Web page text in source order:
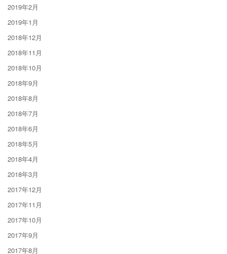
2019年2月
2019年1月
2018年12月
2018年11月
2018年10月
2018年9月
2018年8月
2018年7月
2018年6月
2018年5月
2018年4月
2018年3月
2017年12月
2017年11月
2017年10月
2017年9月
2017年8月